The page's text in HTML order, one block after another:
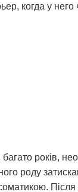
когда у него
ночам (часто
сны).
к Мите
років,
роду
Після